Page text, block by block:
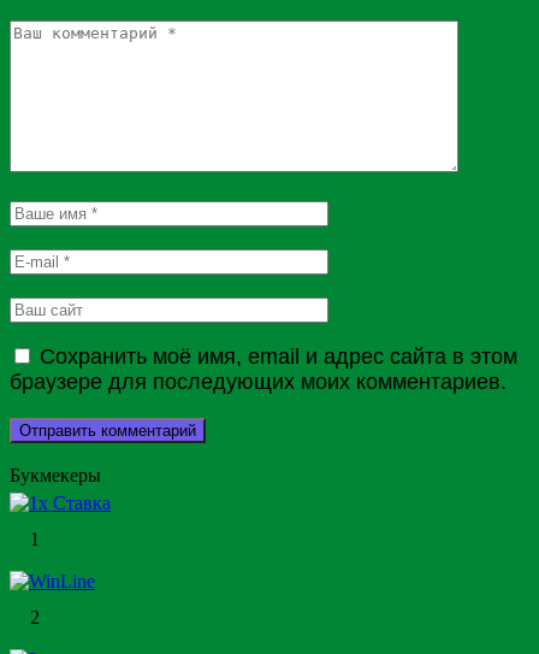
Сохранить моё имя, email и адрес сайта в этом
браузере для последующих моих комментариев.
Букмекеры
1
2